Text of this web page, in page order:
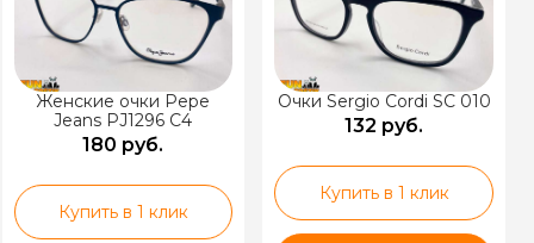
Женские очки Pepe
Jeans PJ1296 C4
180 руб.
Купить в 1 клик
Очки Sergio Cordi SC 010
132 руб.
Купить в 1 клик